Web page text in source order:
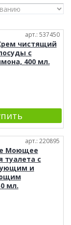
арт.: 537450
чистящий
с
400 мл.
арт.: 220895
Моющее
туалета с
и
мл.